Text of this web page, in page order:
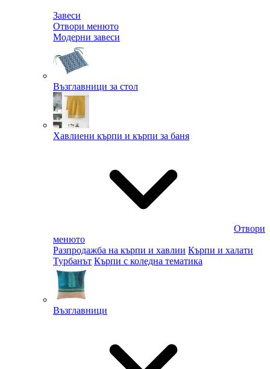
Завеси
Отвори менюто
Модерни завеси
Възглавници за стол
Хавлиени кърпи и кърпи за баня
Отвори
менюто
Разпродажба на кърпи и хавлии Кърпи и халати
Турбанът Кърпи с коледна тематика
Възглавници